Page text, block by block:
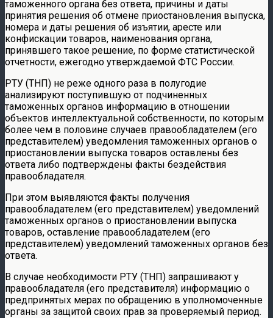
таможенного органа без ответа, причины и даты
принятия решения об отмене приостановления выпуска,
номера и даты решения об изъятии, аресте или
конфискации товаров, наименования органа,
принявшего такое решение, по форме статистической
отчетности, ежегодно утверждаемой ФТС России.
РТУ (ТНП) не реже одного раза в полугодие
анализируют поступившую от подчиненных
таможенных органов информацию в отношении
объектов интеллектуальной собственности, по которым
более чем в половине случаев правообладателем (его
представителем) уведомления таможенных органов о
приостановлении выпуска товаров оставлены без
ответа либо подтверждены факты бездействия
правообладателя.
При этом выявляются факты получения
правообладателем (его представителем) уведомлений
таможенных органов о приостановлении выпуска
товаров, оставление правообладателем (его
представителем) уведомлений таможенных органов без
ответа.
В случае необходимости РТУ (ТНП) запрашивают у
правообладателя (его представителя) информацию о
предпринятых мерах по обращению в уполномоченные
органы за защитой своих прав за проверяемый период.